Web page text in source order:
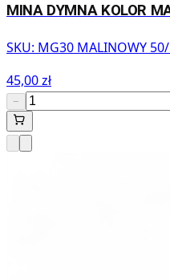
MINA DYMNA KOLOR
SKU: MG30 MALINOWY 50/
45,00 zł
−